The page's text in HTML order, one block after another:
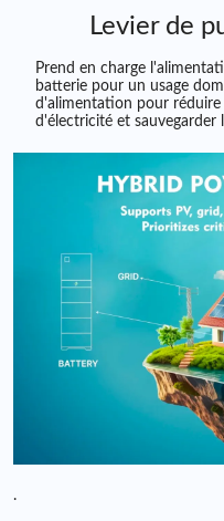
Levier de
Prend en charge
batterie pour un usage
d'alimentation pour
d'électricité et sauvegarder
.